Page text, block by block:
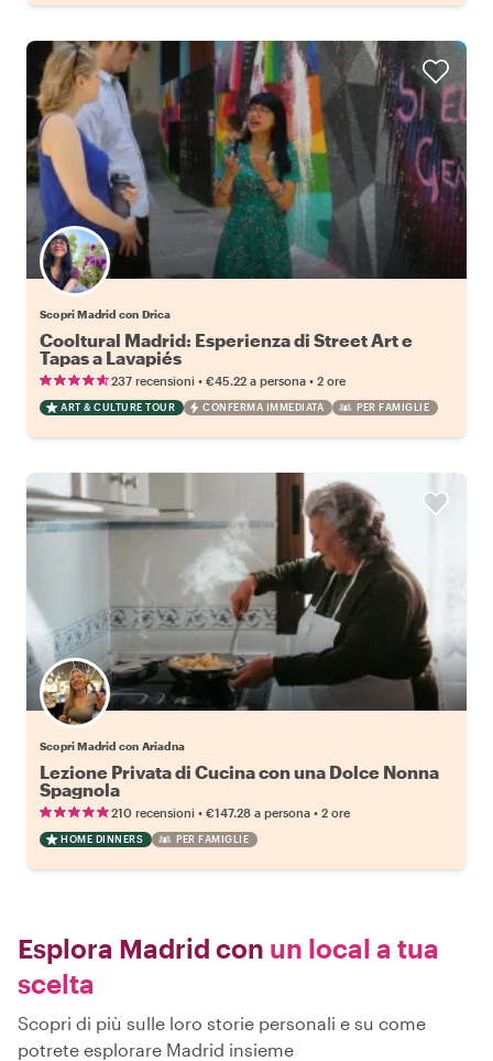
Scopri Madrid con Drica
Cooltural Madrid: Esperienza di Street Art e
Tapas a Lavapiés
237 recensioni • €45.22 a persona • 2 ore
ART & CULTURE TOUR CONFERMA IMMEDIATA PER FAMIGLIE
Scopri Madrid con Ariadna
Lezione Privata di Cucina con una Dolce Nonna
Spagnola
210 recensioni • €147.28 a persona • 2 ore
HOME DINNERS PER FAMIGLIE
Esplora Madrid con un local a tua
scelta
Scopri di più sulle loro storie personali e su come
potrete esplorare Madrid insieme